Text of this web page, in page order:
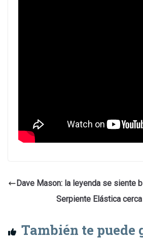
Dave Mason: la leyenda se siente
Serpiente Elástica
También te puede